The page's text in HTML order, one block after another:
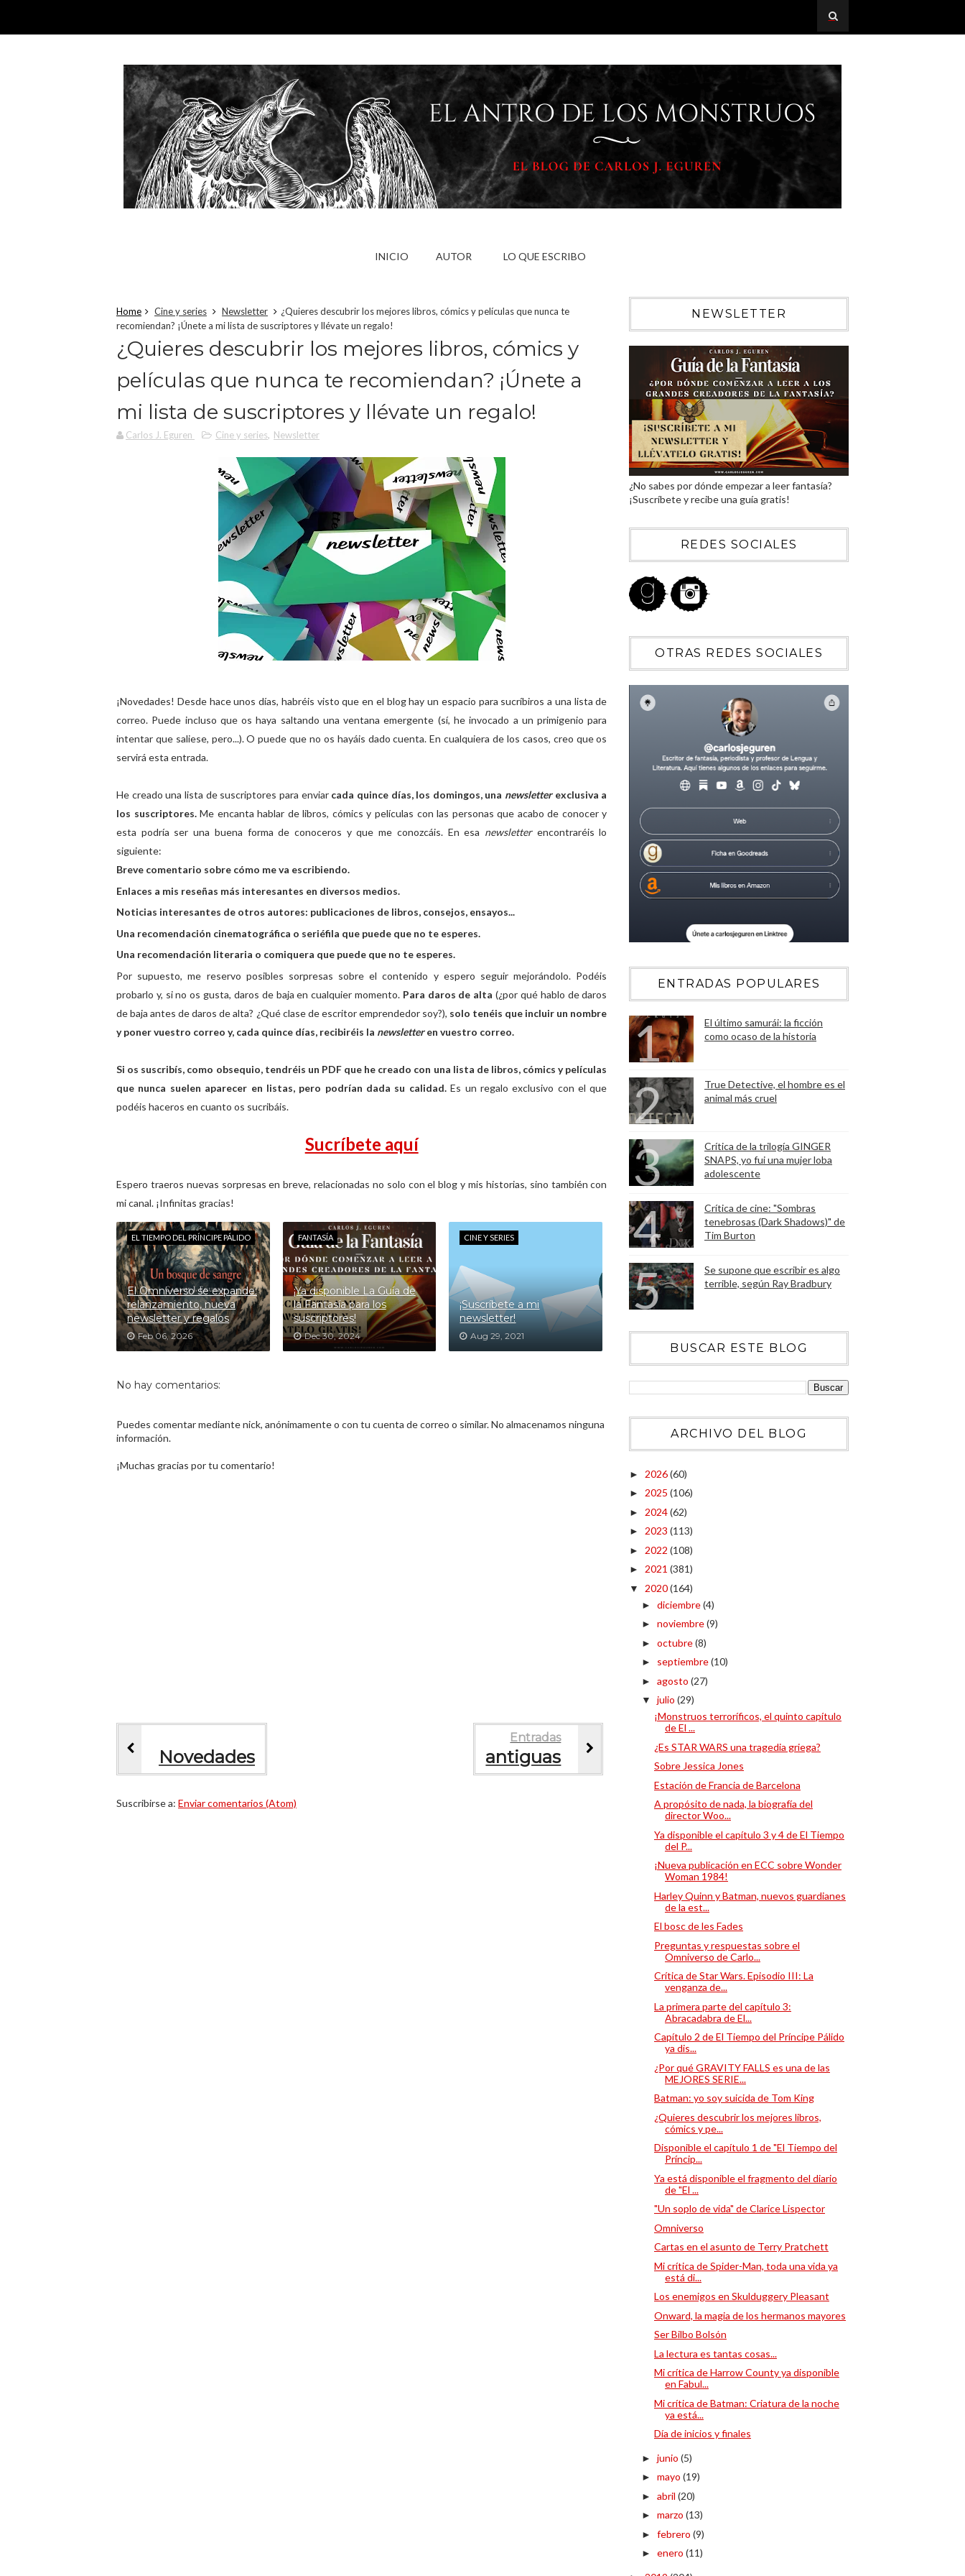
INICIO AUTOR LO QUE ESCRIBO
Home Cine y series Newsletter
¿Quieres descubrir los mejores libros, cómics y películas que nunca te
recomiendan? ¡Únete a mi lista de suscriptores y llévate un regalo!
¿Quieres descubrir los mejores libros, cómics y
películas que nunca te recomiendan? ¡Únete a
mi lista de suscriptores y llévate un regalo!
Carlos J. Eguren Cine y series, Newsletter
¡Novedades! Desde hace unos días, habréis visto que en el blog hay un espacio para sucríbiros a una lista de
correo. Puede incluso que os haya saltando una ventana emergente (sí, he invocado a un primigenio para
intentar que saliese, pero...). O puede que no os hayáis dado cuenta. En cualquiera de los casos, creo que os
servirá esta entrada.
He creado una lista de suscriptores para enviar cada quince días, los domingos, una newsletterexclusiva a
los suscriptores.Me encanta hablar de libros, cómics y películas con las personas que acabo de conocer y
esta podría ser una buena forma de conoceros y que me conozcáis. En esa newsletter encontraréis lo
siguiente:
Breve comentario sobre cómo me va escribiendo.
Enlaces a mis reseñas más interesantes en diversos medios.
Noticias interesantes de otros autores: publicaciones de libros, consejos, ensayos...
Una recomendación cinematográfica o seriéfila que puede que no te esperes.
Una recomendación literaria o comiquera que puede que no te esperes.
Por supuesto, me reservo posibles sorpresas sobre el contenido y espero seguir mejorándolo. Podéis
probarlo y, si no os gusta, daros de baja en cualquier momento. Para daros de alta (¿por qué hablo de daros
de baja antes de daros de alta? ¿Qué clase de escritor emprendedor soy?), solo tenéis que incluir un nombre
y poner vuestro correo y, cada quince días, recibiréis la newsletteren vuestro correo.
Si os suscribís, como obsequio, tendréis un PDF que he creado con una lista de libros, cómics y películas
que nunca suelen aparecer en listas, pero podrían dada su calidad.Es un regalo exclusivo con el que
podéis haceros en cuanto os sucribáis.
Sucríbete aquí
Espero traeros nuevas sorpresas en breve, relacionadas no solo con el blog y mis historias, sino también con
mi canal. ¡Infinitas gracias!
EL TIEMPO DEL PRÍNCIPE PÁLIDO
El Omniverso se expande:
relanzamiento, nueva
newsletter y regalos
Feb 06, 2026
FANTASÍA
¡Ya disponible La Guía de
la Fantasía para los
suscriptores!
Dec 30, 2024
CINE Y SERIES
¡Suscríbete a mi
newsletter!
Aug 29, 2021
No hay comentarios:
Puedes comentar mediante nick, anónimamente o con tu cuenta de correo o similar. No almacenamos ninguna
información.
¡Muchas gracias por tu comentario!
Novedades
Entradas
antiguas
Suscribirse a: Enviar comentarios (Atom)
NEWSLETTER
¿No sabes por dónde empezar a leer fantasía?
¡Suscríbete y recibe una guía gratis!
REDES SOCIALES
OTRAS REDES SOCIALES
ENTRADAS POPULARES
El último samurái: la ficción
como ocaso de la historia
True Detective, el hombre es el
animal más cruel
Crítica de la trilogía GINGER
SNAPS, yo fui una mujer loba
adolescente
Crítica de cine: "Sombras
tenebrosas (Dark Shadows)" de
Tim Burton
Se supone que escribir es algo
terrible, según Ray Bradbury
BUSCAR ESTE BLOG
ARCHIVO DEL BLOG
► 2026(60)
► 2025 (106)
► 2024(62)
► 2023 (113)
► 2022 (108)
► 2021 (381)
▼ 2020(164)
► diciembre(4)
► noviembre(9)
► octubre(8)
► septiembre(10)
► agosto (27)
▼ julio (29)
¡Monstruos terroríficos, el quinto capítulo
de El ...
¿Es STAR WARS una tragedia griega?
Sobre Jessica Jones
Estación de Francia de Barcelona
A propósito de nada, la biografía del
director Woo...
Ya disponible el capítulo 3 y 4 de El Tiempo
del P...
¡Nueva publicación en ECC sobre Wonder
Woman 1984!
Harley Quinn y Batman, nuevos guardianes
de la est...
El bosc de les Fades
Preguntas y respuestas sobre el
Omniverso de Carlo...
Crítica de Star Wars. Episodio III: La
venganza de...
La primera parte del capítulo 3:
Abracadabra de El...
Capítulo 2 de El Tiempo del Príncipe Pálido
ya dis...
¿Por qué GRAVITY FALLS es una de las
MEJORES SERIE...
Batman: yo soy suicida de Tom King
¿Quieres descubrir los mejores libros,
cómics y pe...
Disponible el capítulo 1 de "El Tiempo del
Príncip...
Ya está disponible el fragmento del diario
de "El ...
"Un soplo de vida" de Clarice Lispector
Omniverso
Cartas en el asunto de Terry Pratchett
Mi crítica de Spider-Man, toda una vida ya
está di...
Los enemigos en Skulduggery Pleasant
Onward, la magia de los hermanos mayores
Ser Bilbo Bolsón
La lectura es tantas cosas...
Mi crítica de Harrow County ya disponible
en Fabul...
Mi crítica de Batman: Criatura de la noche
ya está...
Día de inicios y finales
► junio (5)
► mayo (19)
► abril (20)
► marzo (13)
► febrero (9)
► enero (11)